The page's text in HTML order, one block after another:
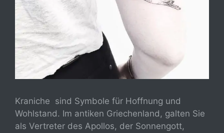
Kraniche sind Symbole für Hoffnung und
Wohlstand. Im antiken Griechenland, galten Sie
als Vertreter des Apollos, der Sonnengott,